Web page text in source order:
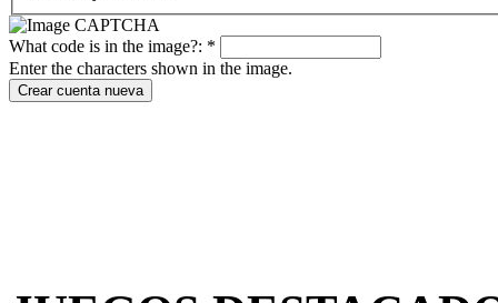
What code is in the image?: *
Enter the characters shown in the image.